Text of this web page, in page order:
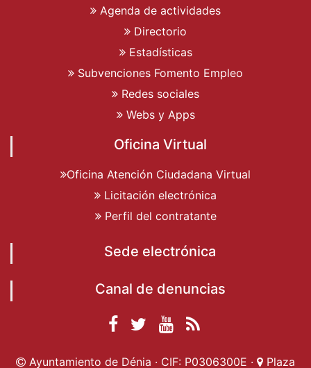
Agenda de actividades
Directorio
Estadísticas
Subvenciones Fomento Empleo
Redes sociales
Webs y Apps
Oficina Virtual
Oficina Atención Ciudadana Virtual
Licitación electrónica
Perfil del contratante
Sede electrónica
Canal de denuncias
Facebook
Ayuntamiento de
Ayuntamiento de
Ayuntamiento
Actualidad
Ayuntamiento de Dénia · CIF: P0306300E · Plaza